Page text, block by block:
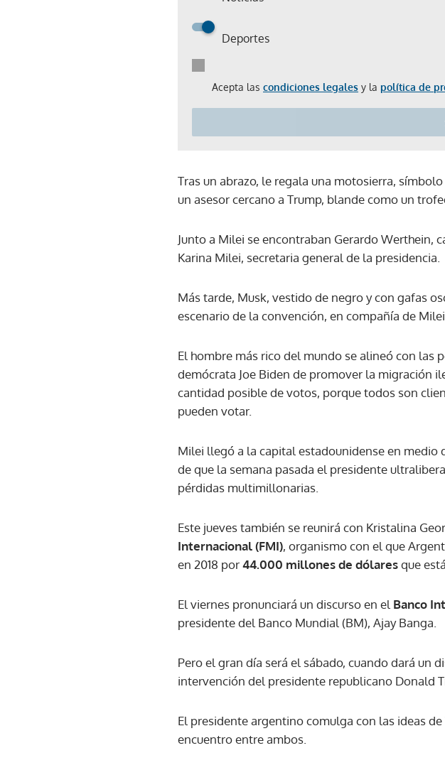
Deportes
Acepta las condiciones legales y la política de
Gracias por
Tras un abrazo, le regala una motosierra,
un asesor cercano a Trump, blande como un
Junto a Milei se encontraban Gerardo Werthein,
Karina Milei, secretaria general de la presidencia.
Más tarde, Musk, vestido de negro y con gafas
escenario de la convención, en compañía de Milei.
El hombre más rico del mundo se alineó con las
demócrata Joe Biden de promover la migración
cantidad posible de votos, porque todos son
pueden votar.
Milei llegó a la capital estadounidense en
de que la semana pasada el presidente
pérdidas multimillonarias.
Este jueves también se reunirá con Kristalina
Internacional (FMI), organismo con el que
en 2018 por44.000 millones de dólaresque
El viernes pronunciará un discurso en el Banco
presidente del Banco Mundial (BM), Ajay Banga.
Pero el gran día será el sábado, cuando dará un
intervención del presidente republicano Donald
El presidente argentino comulga con las ideas
encuentro entre ambos.